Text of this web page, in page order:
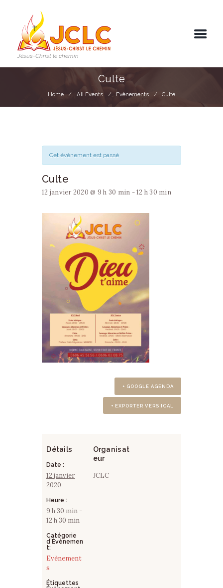
Jésus-Christ le chemin
Culte
Home All Events Evènements Culte
Cet évènement est passé
Culte
12 janvier 2020 @ 9 h 30 min -12 h 30 min
+ GOOGLE AGENDA
+ EXPORTER VERS ICAL
Détails
Date :
12 janvier
2020
Heure :
9 h 30 min -
12 h 30 min
Catégorie
d’Évènemen
t:
Evènement
s
Étiquettes
Organisat
eur
JCLC